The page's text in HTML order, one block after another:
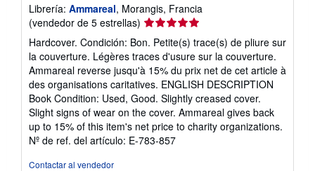
Librería: Ammareal, Morangis, Francia
(vendedor de 5 estrellas) Calificación
del
vendedor:
5
de
5
estrellas
Hardcover. Condición: Bon. Petite(s) trace(s) de pliure sur
la couverture. Légères traces d'usure sur la couverture.
Ammareal reverse jusqu'à 15% du prix net de cet article à
des organisations caritatives. ENGLISH DESCRIPTION
Book Condition: Used, Good. Slightly creased cover.
Slight signs of wear on the cover. Ammareal gives back
up to 15% of this item's net price to charity organizations.
Nº de ref. del artículo: E-783-857
Contactar al vendedor